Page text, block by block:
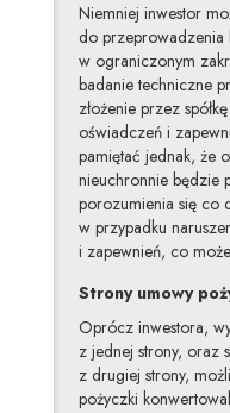
Niemniej inwestor
do przeprowadzenia
w ograniczonym
badanie techniczne
złożenie przez
oświadczeń i
pamiętać jednak, że
nieuchronnie będzie
porozumienia się co
w przypadku
i zapewnień, co
Strony umowy
Oprócz inwestora,
z jednej strony, oraz
z drugiej strony,
pożyczki